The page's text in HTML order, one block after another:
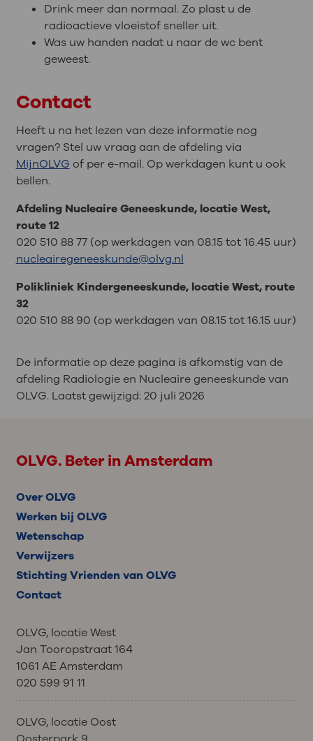
Drink meer dan normaal. Zo plast u de
radioactieve vloeistof sneller uit.
Was uw handen nadat u naar de wc bent
geweest.
Contact
Heeft u na het lezen van deze informatie nog
vragen? Stel uw vraag aan de afdeling via
MijnOLVG of per e-mail. Op werkdagen kunt u ook
bellen.
Afdeling Nucleaire Geneeskunde, locatie West,
route 12
020 510 88 77 (op werkdagen van 08.15 tot 16.45 uur)
nucleairegeneeskunde@olvg.nl
Polikliniek Kindergeneeskunde, locatie West, route
32
020 510 88 90 (op werkdagen van 08.15 tot 16.15 uur)
De informatie op deze pagina is afkomstig van de
afdeling Radiologie en Nucleaire geneeskunde van
OLVG. Laatst gewijzigd:20 juli 2026
OLVG. Beter in Amsterdam
Over OLVG
Werken bij OLVG
Wetenschap
Verwijzers
Stichting Vrienden van OLVG
Contact
OLVG, locatie West
Jan Tooropstraat 164
1061 AE Amsterdam
020 599 91 11
OLVG, locatie Oost